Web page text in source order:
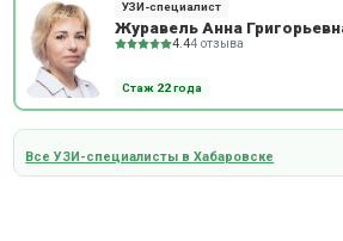
УЗИ-специалист
Журавель Анна
4.44 отзыва
Стаж 22 года
Все УЗИ-специалисты в Хабаровске